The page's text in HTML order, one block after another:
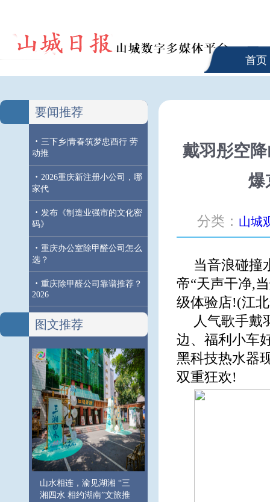
首页
要闻推荐
· 三下乡|青春筑梦忠酉行 劳
动推
· 2026重庆新注册小公司，哪
家代
· 发布《制造业强市的文化密
码》
· 重庆办公室除甲醛公司怎么
选？
· 重庆除甲醛公司靠谱推荐？
2026
图文推荐
山水相连，渝见湖湘 “三
湘四水 相约湖南”文旅推
戴羽彤空
爆
分类： 山城
当音浪碰撞
帝“天声干净,
级体验店!(江
人气歌手戴
边、福利小车
黑科技热水器
双重狂欢!